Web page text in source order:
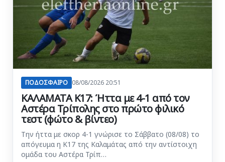
ΠΟΔΟΣΦΑΙΡΟ 08/08/2026 20:51
ΚΑΛΑΜΑΤΑ Κ17: Ήττα με 4-1 από τον
Αστέρα Τρίπολης στο πρώτο φιλικό
τεστ (φώτο & βίντεο)
Την ήττα με σκορ 4-1 γνώρισε το Σάββατο (08/08) το
απόγευμα η Κ17 της Καλαμάτας από την αντίστοιχη
ομάδα του Αστέρα Τρίπ…